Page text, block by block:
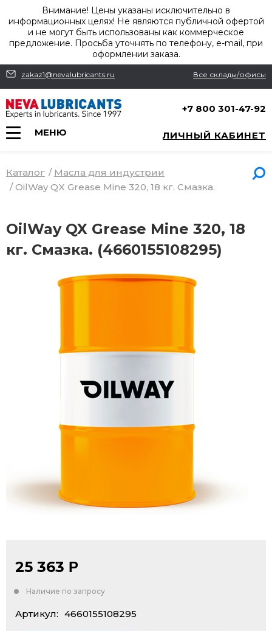
Внимание! Цены указаны исключительно в
информационных целях! Не являются публичной офертой
и не могут быть использованы как коммерческое
предложение. Просьба уточнять по телефону, e-mail, при
оформлении заказа.
zakaz1@nevalubricants.ru Все склады/офисы
+7 800 301-47-92
МЕНЮ ЛИЧНЫЙ КАБИНЕТ
Каталог / Масла для индустрии
/ OilWay QX Grease Mine 320, 18 кг. Смазка.
OilWay QX Grease Mine 320, 18
кг. Смазка. (4660155108295)
25 363 Р
Наличие по запросу
Артикул: 4660155108295